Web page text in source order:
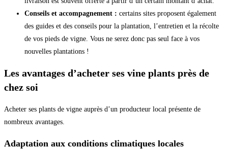
Conseils et accompagnement : certains sites proposent également
des guides et des conseils pour la plantation, l’entretien et la récolte
de vos pieds de vigne. Vous ne serez donc pas seul face à vos
nouvelles plantations !
Les avantages d’acheter ses vine plants près de
chez soi
Acheter ses plants de vigne auprès d’un producteur local présente de
nombreux avantages.
Adaptation aux conditions climatiques locales